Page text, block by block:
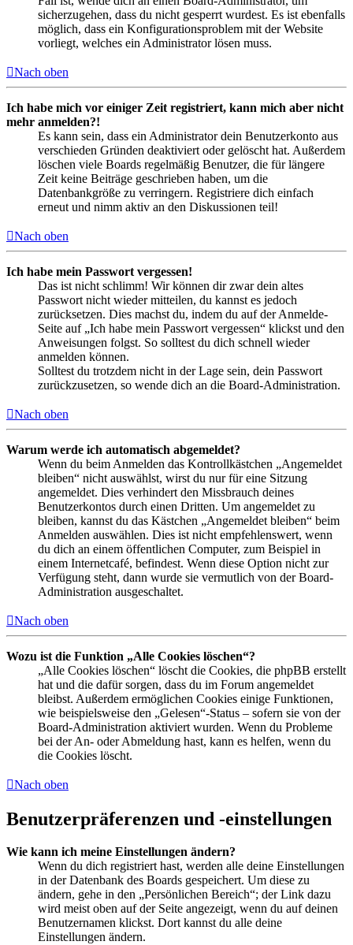
sicherzugehen, dass du nicht gesperrt wurdest. Es ist ebenfalls
möglich, dass ein Konfigurationsproblem mit der Website
vorliegt, welches ein Administrator lösen muss.
Nach oben
Ich habe mich vor einiger Zeit registriert, kann mich aber nicht
mehr anmelden?!
Es kann sein, dass ein Administrator dein Benutzerkonto aus
verschieden Gründen deaktiviert oder gelöscht hat. Außerdem
löschen viele Boards regelmäßig Benutzer, die für längere
Zeit keine Beiträge geschrieben haben, um die
Datenbankgröße zu verringern. Registriere dich einfach
erneut und nimm aktiv an den Diskussionen teil!
Nach oben
Ich habe mein Passwort vergessen!
Das ist nicht schlimm! Wir können dir zwar dein altes
Passwort nicht wieder mitteilen, du kannst es jedoch
zurücksetzen. Dies machst du, indem du auf der Anmelde-
Seite auf „Ich habe mein Passwort vergessen“ klickst und den
Anweisungen folgst. So solltest du dich schnell wieder
anmelden können.
Solltest du trotzdem nicht in der Lage sein, dein Passwort
zurückzusetzen, so wende dich an die Board-Administration.
Nach oben
Warum werde ich automatisch abgemeldet?
Wenn du beim Anmelden das Kontrollkästchen „Angemeldet
bleiben“ nicht auswählst, wirst du nur für eine Sitzung
angemeldet. Dies verhindert den Missbrauch deines
Benutzerkontos durch einen Dritten. Um angemeldet zu
bleiben, kannst du das Kästchen „Angemeldet bleiben“ beim
Anmelden auswählen. Dies ist nicht empfehlenswert, wenn
du dich an einem öffentlichen Computer, zum Beispiel in
einem Internetcafé, befindest. Wenn diese Option nicht zur
Verfügung steht, dann wurde sie vermutlich von der Board-
Administration ausgeschaltet.
Nach oben
Wozu ist die Funktion „Alle Cookies löschen“?
„Alle Cookies löschen“ löscht die Cookies, die phpBB erstellt
hat und die dafür sorgen, dass du im Forum angemeldet
bleibst. Außerdem ermöglichen Cookies einige Funktionen,
wie beispielsweise den „Gelesen“-Status – sofern sie von der
Board-Administration aktiviert wurden. Wenn du Probleme
bei der An- oder Abmeldung hast, kann es helfen, wenn du
die Cookies löscht.
Nach oben
Benutzerpräferenzen und -einstellungen
Wie kann ich meine Einstellungen ändern?
Wenn du dich registriert hast, werden alle deine Einstellungen
in der Datenbank des Boards gespeichert. Um diese zu
ändern, gehe in den „Persönlichen Bereich“; der Link dazu
wird meist oben auf der Seite angezeigt, wenn du auf deinen
Benutzernamen klickst. Dort kannst du alle deine
Einstellungen ändern.